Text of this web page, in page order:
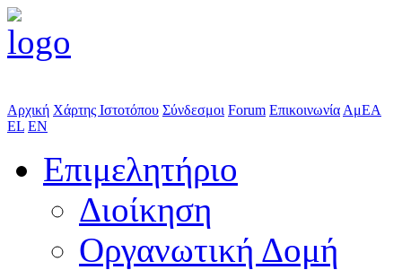
Αρχική Χάρτης Ιστοτόπου Σύνδεσμοι Forum Επικοινωνία ΑμΕΑ
EL EN
Επιμελητήριο
Διοίκηση
Οργανωτική Δομή